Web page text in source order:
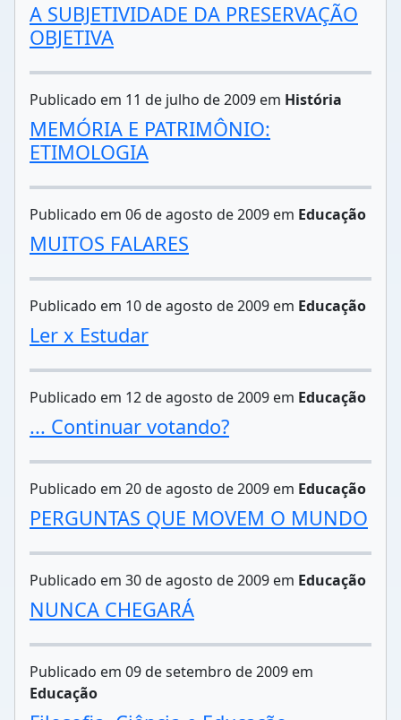
A SUBJETIVIDADE DA PRESERVAÇÃO
OBJETIVA
Publicado em 11 de julho de 2009 em História
MEMÓRIA E PATRIMÔNIO:
ETIMOLOGIA
Publicado em 06 de agosto de 2009 em Educação
MUITOS FALARES
Publicado em 10 de agosto de 2009 em Educação
Ler x Estudar
Publicado em 12 de agosto de 2009 em Educação
... Continuar votando?
Publicado em 20 de agosto de 2009 em Educação
PERGUNTAS QUE MOVEM O MUNDO
Publicado em 30 de agosto de 2009 em Educação
NUNCA CHEGARÁ
Publicado em 09 de setembro de 2009 em
Educação